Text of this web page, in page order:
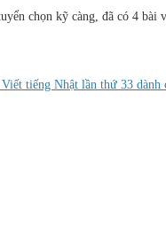
chọn kỹ càng, đã có 4 bài
tiếng Nhật lần thứ 33